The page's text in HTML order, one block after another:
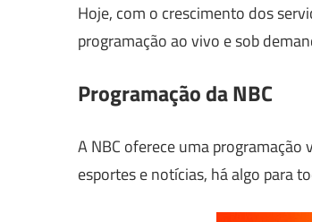
Hoje, com o crescimento dos
programação ao vivo e sob
Programação da NBC
A NBC oferece uma
esportes e notícias, há algo para